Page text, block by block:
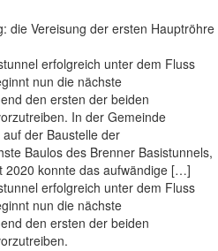
erfolgreich unter dem Fluss
nun die nächste
den ersten der beiden
In der Gemeinde
der Baustelle der
Baulos des Brenner Basistunnels,
2020 konnte das aufwändige […]
erfolgreich unter dem Fluss
nun die nächste
den ersten der beiden